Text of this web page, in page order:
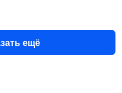
ещё